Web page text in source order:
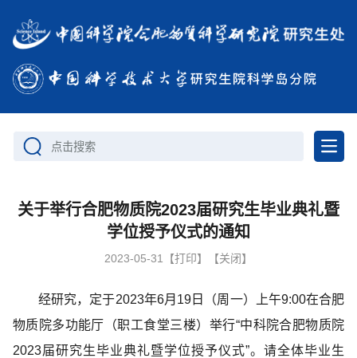
点击搜索
关于举行合肥物质院2023届研究生毕业典礼暨
学位授予仪式的通知
2023-05-31 【打印】 【关闭】
经研究，定于2023年6月19日（周一）上午9:00在合肥
物质院多功能厅（职工食堂三楼）举行“中科院合肥物质院
2023届研究生毕业典礼暨学位授予仪式”。请全体毕业生